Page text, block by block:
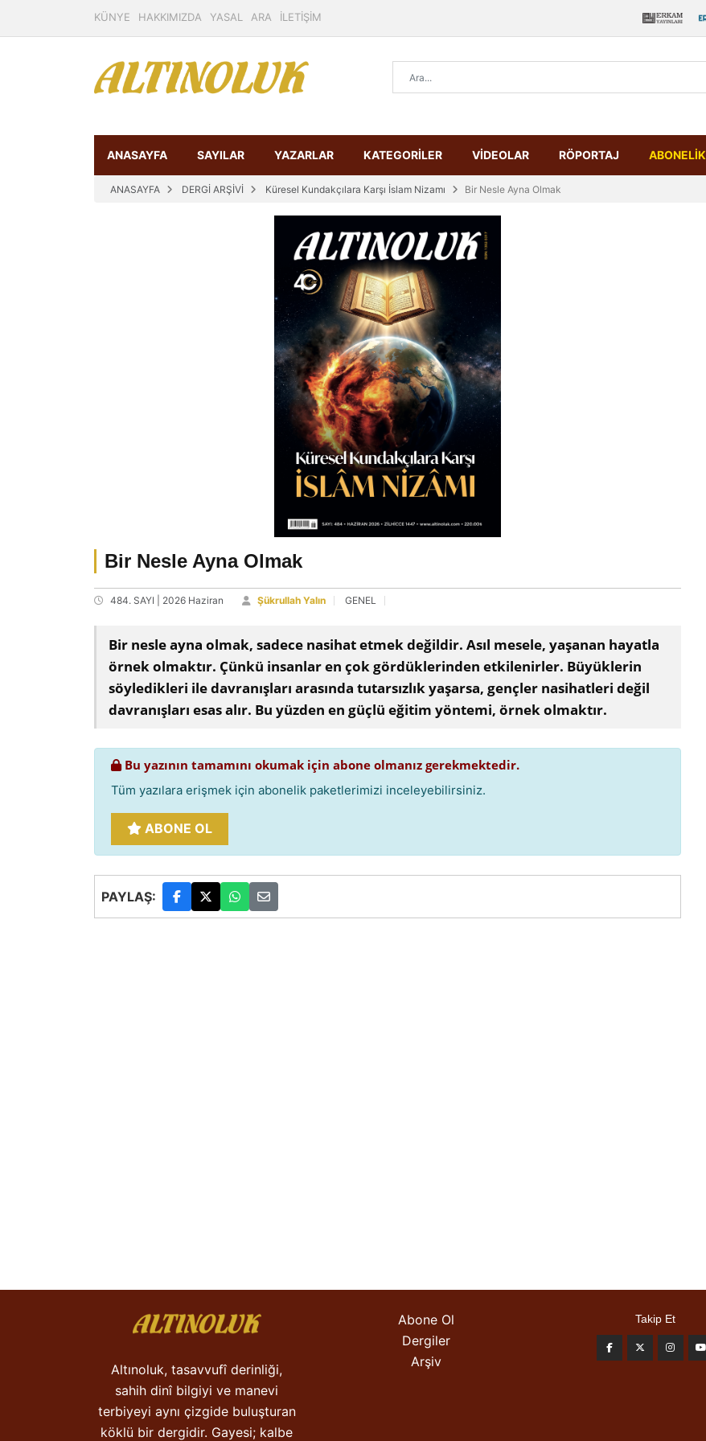
KÜNYE HAKKIMIZDA YASAL ARA İLETİŞİM
ANASAYFA SAYILAR YAZARLAR KATEGORİLER VİDEOLAR RÖPORTAJ ABONELİK
ANASAYFA DERGİ ARŞİVİ Küresel Kundakçılara Karşı İslam Nizamı Bir Nesle Ayna Olmak
Bir Nesle Ayna Olmak
484. SAYI | 2026 Haziran Şükrullah Yalın GENEL
Bir nesle ayna olmak, sadece nasihat etmek değildir. Asıl mesele, yaşanan hayatla
örnek olmaktır. Çünkü insanlar en çok gördüklerinden etkilenirler. Büyüklerin
söyledikleri ile davranışları arasında tutarsızlık yaşarsa, gençler nasihatleri değil
davranışları esas alır. Bu yüzden en güçlü eğitim yöntemi, örnek olmaktır.
Bu yazının tamamını okumak için abone olmanız gerekmektedir.
Tüm yazılara erişmek için abonelik paketlerimizi inceleyebilirsiniz.
ABONE OL
PAYLAŞ:
Altınoluk, tasavvufî derinliği,
sahih dinî bilgiyi ve manevi
terbiyeyi aynı çizgide buluşturan
köklü bir dergidir. Gayesi; kalbe
Abone Ol
Dergiler
Arşiv
Takip Et